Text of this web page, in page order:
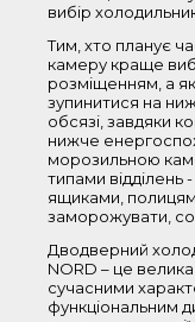
вибір
Тим, хто планує
камеру краще
розміщенням, а
зупинитися на
обсязі, завдяки
нижче
морозильною
типами відділень
ящиками,
заморожувати,
Дводверний
NORD – це
сучасними
функціональним